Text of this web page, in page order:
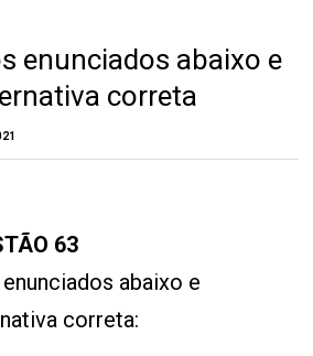
enunciados abaixo e
correta
63
abaixo e
correta: